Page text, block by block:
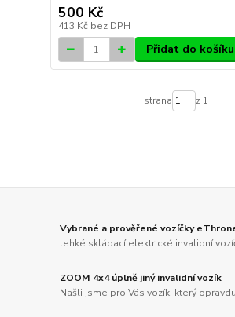
500 Kč
413 Kč bez DPH
Přidat do košíku
strana z 1
Vybrané a prověřené vozíčky
lehké skládací elektrické invalidní
ZOOM 4x4 úplně jiný invalidní vozík
Našli jsme pro Vás vozík, který